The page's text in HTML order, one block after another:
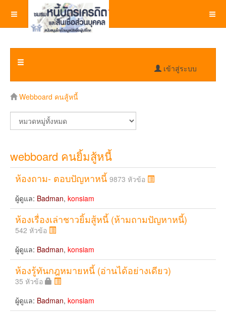
เข้าสู่ระบบ
Webboard คนสู้หนี้
webboard คนยิ้มสู้หนี้
ห้องถาม- ตอบปัญหาหนี้ 9873 หัวข้อ
ผู้ดูแล: Badman, konsiam
ห้องเรื่องเล่าชาวยิ้มสู้หนี้ (ห้ามถามปัญหาหนี้)
542 หัวข้อ
ผู้ดูแล: Badman, konsiam
ห้องรู้ทันกฎหมายหนี้ (อ่านได้อย่างเดียว)
35 หัวข้อ
ผู้ดูแล: Badman, konsiam